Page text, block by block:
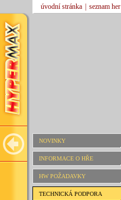
úvodní stránka seznam her
NOVINKY
INFORMACE O HŘE
HW POŽADAVKY
TECHNICKÁ PODPORA